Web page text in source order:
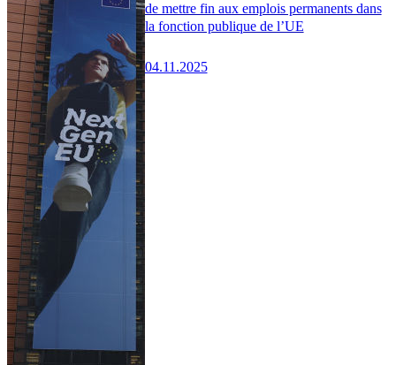
de mettre fin aux emplois permanents dans
la fonction publique de l’UE
04.11.2025